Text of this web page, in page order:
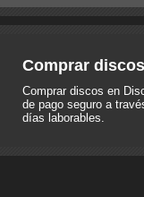
Comprar
Comprar discos en
de pago seguro a
días laborables.